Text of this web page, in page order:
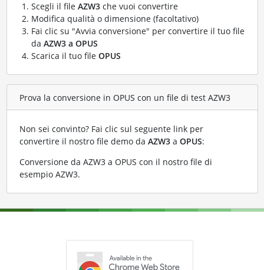
Scegli il file AZW3che vuoi convertire
Modifica qualità o dimensione (facoltativo)
Fai clic su "Avvia conversione" per convertire il tuo file
da AZW3 a OPUS
Scarica il tuo file OPUS
Prova la conversione in OPUS con un file di test AZW3
Non sei convinto? Fai clic sul seguente link per
convertire il nostro file demo da AZW3a OPUS:
Conversione da AZW3 a OPUS con il nostro file di
esempio AZW3.